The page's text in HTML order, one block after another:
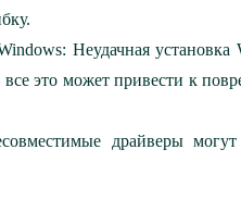
Неудачная установка
это может привести к
драйверы могут